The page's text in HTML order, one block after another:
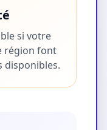
si votre
région font
disponibles.